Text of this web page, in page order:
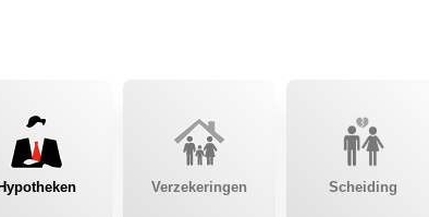
Hypotheken Verzekeringen Scheiding